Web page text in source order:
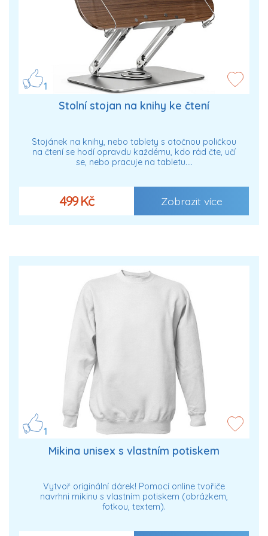
1
Stolní stojan na knihy ke čtení
Stojánek na knihy, nebo tablety s otočnou poličkou
na čtení se hodí opravdu každému, kdo rád čte, učí
se, nebo pracuje na tabletu.…
499 Kč Zobrazit více
1
Mikina unisex s vlastním potiskem
Vytvoř originální dárek! Pomocí online tvořiče
navrhni mikinu s vlastním potiskem (obrázkem,
fotkou, textem).